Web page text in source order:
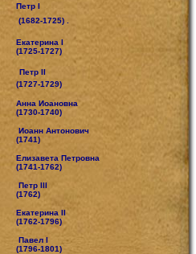
Петр I
(1682-1725) .
Екатерина I
(1725-1727)
Петр II
(1727-1729)
Анна Иоановна
(1730-1740)
Иоанн Антонович
(1741)
Елизавета Петровна
(1741-1762)
Петр III
(1762)
Екатерина II
(1762-1796)
Павел I
(1796-1801)